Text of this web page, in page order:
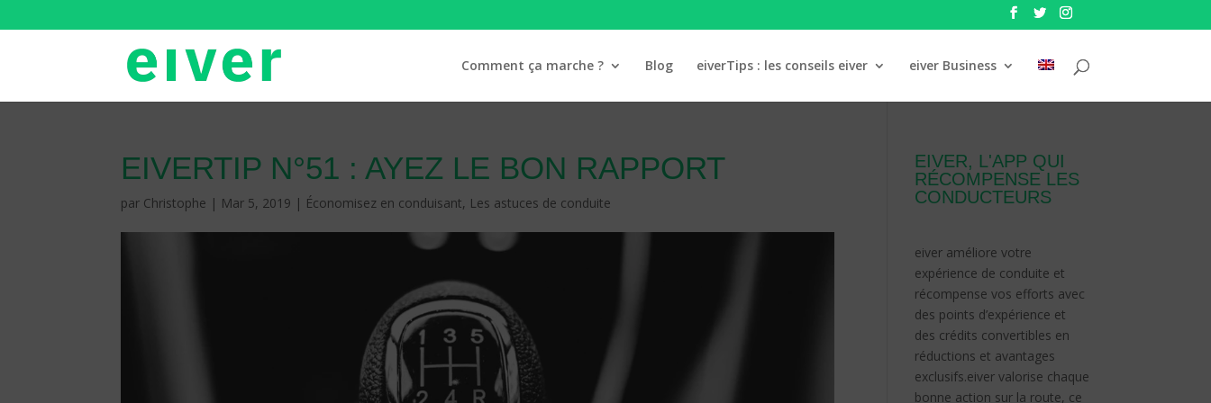
Comment ça marche ? Blog eiverTips : les conseils eiver eiver Business
EIVERTIP N°51 : AYEZ LE BON RAPPORT
par Christophe | Mar 5, 2019 | Économisez en conduisant, Les astuces de conduite
EIVER, L'APP QUI
RÉCOMPENSE LES
CONDUCTEURS
eiver améliore votre
expérience de conduite et
récompense vos efforts avec
des points d’expérience et
des crédits convertibles en
réductions et avantages
exclusifs.eiver valorise chaque
bonne action sur la route, ce